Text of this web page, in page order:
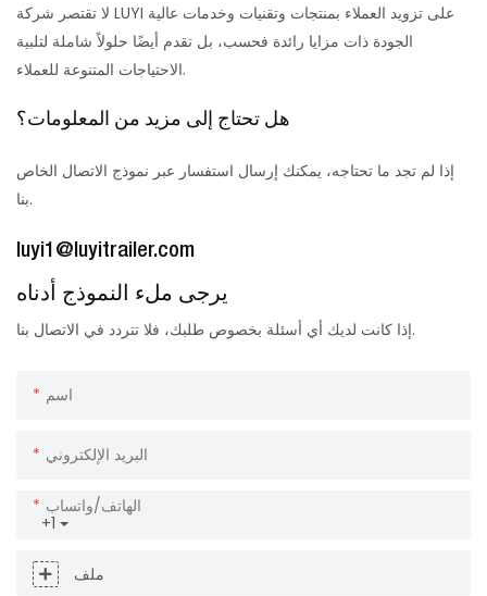
لا تقتصر شركة LUYI على تزويد العملاء بمنتجات وتقنيات وخدمات عالية
الجودة ذات مزايا رائدة فحسب، بل تقدم أيضًا حلولاً شاملة لتلبية
الاحتياجات المتنوعة للعملاء.
هل تحتاج إلى مزيد من المعلومات؟
إذا لم تجد ما تحتاجه، يمكنك إرسال استفسار عبر نموذج الاتصال الخاص
بنا.
luyi1@luyitrailer.com
يرجى ملء النموذج أدناه
إذا كانت لديك أي أسئلة بخصوص طلبك، فلا تتردد في الاتصال بنا.
اسم
البريد الإلكتروني
+1
الهاتف/واتساب
ملف